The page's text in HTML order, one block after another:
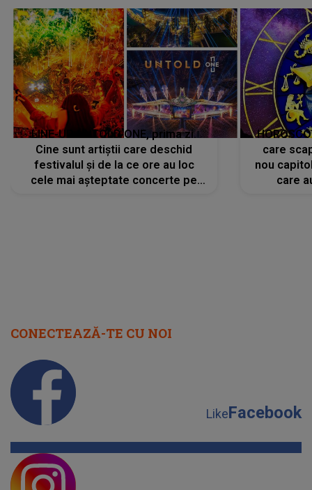
LINE-UP UNTOLD ONE, prima zi.
Cine sunt artiștii care deschid
festivalul și de la ce ore au loc
cele mai așteptate concerte pe
care
nou
care
CONECTEAZĂ-TE CU NOI
LikeFacebook